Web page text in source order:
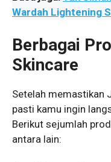
Wardah Lightening
Berbagai
Skincare
Setelah memastikan
pasti kamu ingin
Berikut sejumlah
antara lain: